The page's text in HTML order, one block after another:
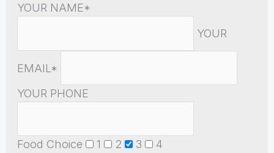
YOUR NAME*
YOUR
EMAIL*
YOUR PHONE
Food Choice 1 2 3
4